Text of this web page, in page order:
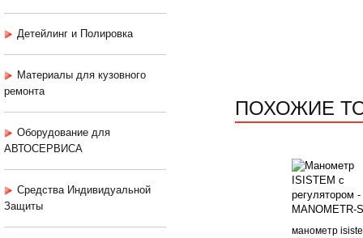
Детейлинг и Полировка
Материалы для кузовного
ремонта
Оборудование для
АВТОСЕРВИСА
Средства Индивидуальной
Защиты
ПОХОЖИЕ
манометр